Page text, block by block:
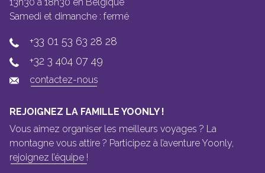
Samedi et dimanche : fermé
+33 01 53 63 28 28
+32 3 404 07 49
contactez-nous
REJOIGNEZ LA FAMILLE YOONLY !
Vous aimez organiser les meilleurs voyages ? La
montagne vous attire ? Participez à l’aventure Yoonly,
rejoignez l’équipe !